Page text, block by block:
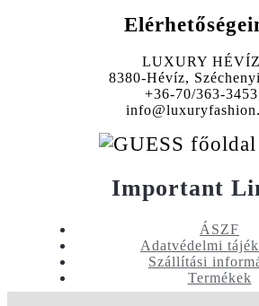
LUXURY HÉVÍZ
8380-Hévíz,
+36-70/363-3453
Important
ÁSZF
Adatvédelmi
Szállítási
Termékek